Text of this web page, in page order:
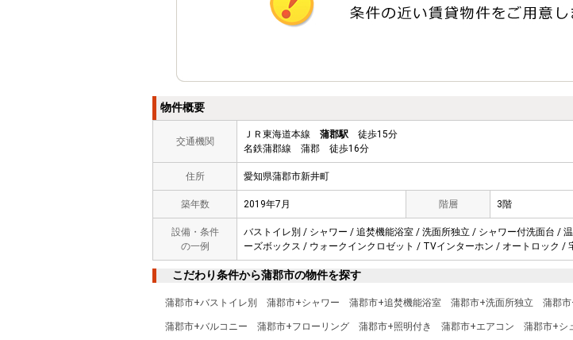
物件概要
交通機関
ＪＲ東海道本線 蒲郡駅 徒歩15分
名鉄蒲郡線 蒲郡 徒歩16分
住所 愛知県蒲郡市新井町
築年数 2019年7月 階層 3階
設備・条件
の一例
バストイレ別 / シャワー / 追焚機能浴室 / 洗面所独立 / シャワー付洗面台 /
ーズボックス / ウォークインクロゼット / TVインターホン / オートロック /
こだわり条件から蒲郡市の物件を探す
蒲郡市+バストイレ別 蒲郡市+シャワー 蒲郡市+追焚機能浴室 蒲郡市+洗面所独立 蒲郡
蒲郡市+バルコニー 蒲郡市+フローリング 蒲郡市+照明付き 蒲郡市+エアコン 蒲郡市+シ